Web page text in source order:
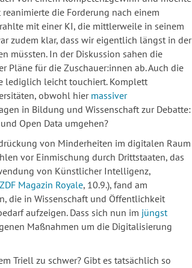
die Forderung nach einem
mit einer KI, die mittlerweile in seinem
zudem klar, dass wir eigentlich längst in der
müssten. In der Diskussion sahen die
Pläne für die Zuschauer:innen ab. Auch die
lediglich leicht touchiert. Komplett
obwohl hier massiver
in Bildung und Wissenschaft zur Debatte:
und Open Data umgehen?
von Minderheiten im digitalen Raum
vor Einmischung durch Drittstaaten, das
von Künstlicher Intelligenz,
ZDF Magazin Royale, 10.9.), fand am
die in Wissenschaft und Öffentlichkeit
aufzeigen. Dass sich nun im jüngst
Maßnahmen um die Digitalisierung
Triell zu schwer? Gibt es tatsächlich so